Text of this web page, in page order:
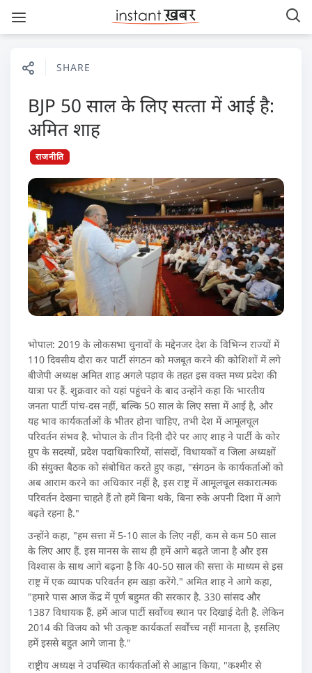
SHARE
BJP 50 साल के लिए सत्‍ता में आई है:
अमित शाह
राजनीति
भोपाल: 2019 के लोकसभा चुनावों के मद्देनजर देश के विभिन्‍न राज्‍यों में
110 दिवसीय दौरा कर पार्टी संगठन को मजबूत करने की कोशिशों में लगे
बीजेपी अध्‍यक्ष अमित शाह अगले पड़ाव के तहत इस वक्‍त मध्‍य प्रदेश की
यात्रा पर हैं. शुक्रवार को यहां पहुंचने के बाद उन्‍होंने कहा कि भारतीय
जनता पार्टी पांच-दस नहीं, बल्कि 50 साल के लिए सत्ता में आई है, और
यह भाव कार्यकर्ताओं के भीतर होना चाहिए, तभी देश में आमूलचूल
परिवर्तन संभव है. भोपाल के तीन दिनी दौरे पर आए शाह ने पार्टी के कोर
ग्रुप के सदस्यों, प्रदेश पदाधिकारियों, सांसदों, विधायकों व जिला अध्यक्षों
की संयुक्त बैठक को संबोधित करते हुए कहा, "संगठन के कार्यकर्ताओं को
अब आराम करने का अधिकार नहीं है, इस राष्ट्र में आमूलचूल सकारात्मक
परिवर्तन देखना चाहते हैं तो हमें बिना थके, बिना रुके अपनी दिशा में आगे
बढ़ते रहना है."
उन्होंने कहा, "हम सत्ता में 5-10 साल के लिए नहीं, कम से कम 50 साल
के लिए आए हैं. इस मानस के साथ ही हमें आगे बढ़ते जाना है और इस
विश्वास के साथ आगे बढ़ना है कि 40-50 साल की सत्ता के माध्यम से इस
राष्ट्र में एक व्यापक परिवर्तन हम खड़ा करेंगे." अमित शाह ने आगे कहा,
"हमारे पास आज केंद्र में पूर्ण बहुमत की सरकार है. 330 सांसद और
1387 विधायक हैं. हमें आज पार्टी सर्वोच्च स्थान पर दिखाई देती है. लेकिन
2014 की विजय को भी उत्कृष्ट कार्यकर्ता सर्वोच्च नहीं मानता है, इसलिए
हमें इससे बहुत आगे जाना है."
राष्ट्रीय अध्यक्ष ने उपस्थित कार्यकर्ताओं से आह्वान किया, "कश्मीर से